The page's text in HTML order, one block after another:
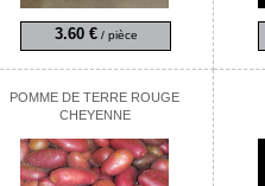
3.60 €/ pièce
POMME DE TERRE ROUGE
CHEYENNE